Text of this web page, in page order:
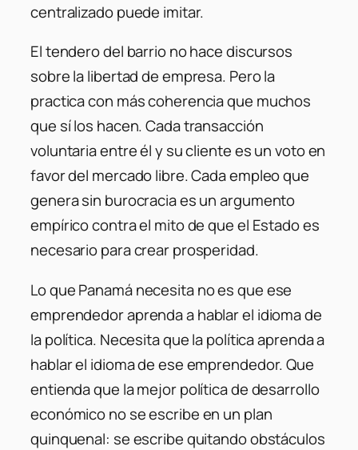
centralizado puede imitar.
El tendero del barrio no hace discursos
sobre la libertad de empresa. Pero la
practica con más coherencia que muchos
que sí los hacen. Cada transacción
voluntaria entre él y su cliente es un voto en
favor del mercado libre. Cada empleo que
genera sin burocracia es un argumento
empírico contra el mito de que el Estado es
necesario para crear prosperidad.
Lo que Panamá necesita no es que ese
emprendedor aprenda a hablar el idioma de
la política. Necesita que la política aprenda a
hablar el idioma de ese emprendedor. Que
entienda que la mejor política de desarrollo
económico no se escribe en un plan
quinquenal: se escribe quitando obstáculos